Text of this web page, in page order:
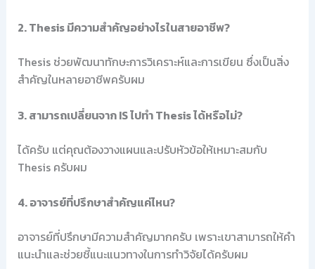
2. Thesis มีความสำคัญอย่างไรในสายอาชีพ?
Thesis ช่วยพัฒนาทักษะการวิเคราะห์และการเขียน ซึ่งเป็นสิ่ง
สำคัญในหลายอาชีพครับผม
3. สามารถเปลี่ยนจาก IS ไปทำ Thesis ได้หรือไม่?
ได้ครับ แต่คุณต้องวางแผนและปรับหัวข้อให้เหมาะสมกับ
Thesis ครับผม
4. อาจารย์ที่ปรึกษาสำคัญแค่ไหน?
อาจารย์ที่ปรึกษามีความสำคัญมากครับ เพราะเขาสามารถให้คำ
แนะนำและช่วยชี้แนะแนวทางในการทำวิจัยได้ครับผม